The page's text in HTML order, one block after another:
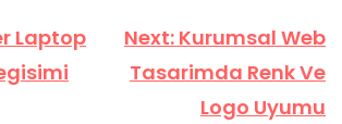
Laptop
Next: Kurumsal Web
Tasarimda Renk Ve
Logo Uyumu